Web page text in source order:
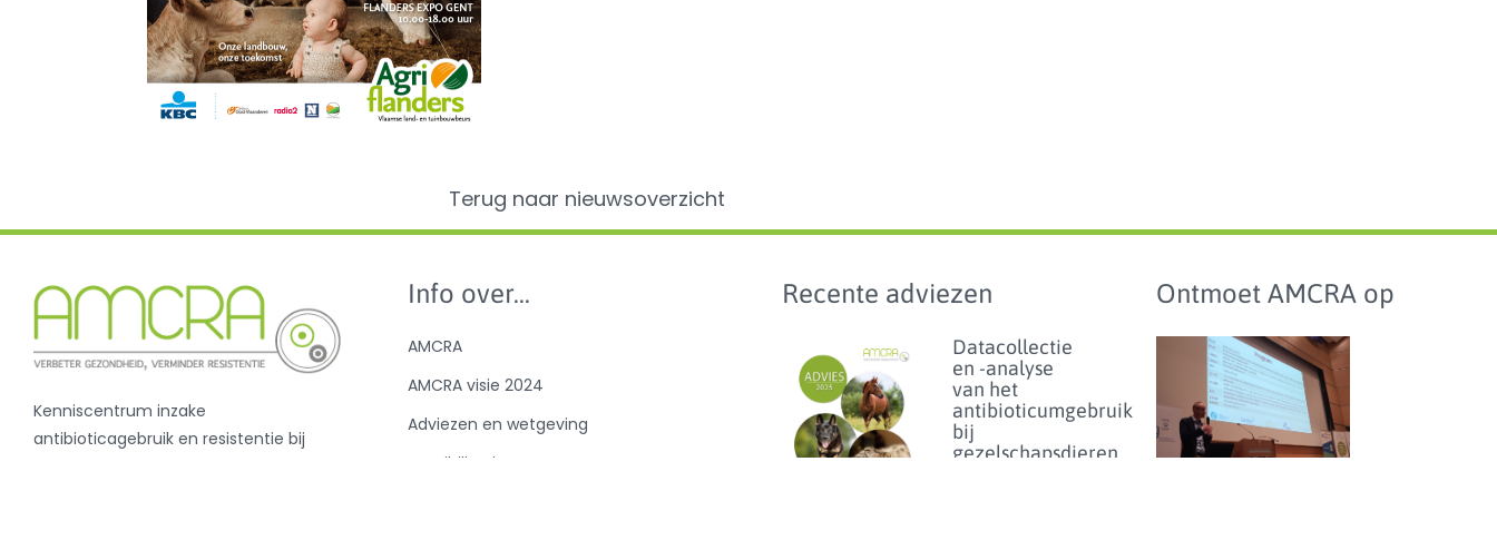
Terug naar nieuwsoverzicht
Kenniscentrum inzake
antibioticagebruik en resistentie bij
Info over...
AMCRA
AMCRA visie 2024
Adviezen en wetgeving
Sensibilisatie
Recente adviezen
Datacollectie
en -analyse
van het
antibioticumgebruik
bij
gezelschapsdieren
Ontmoet AMCRA op